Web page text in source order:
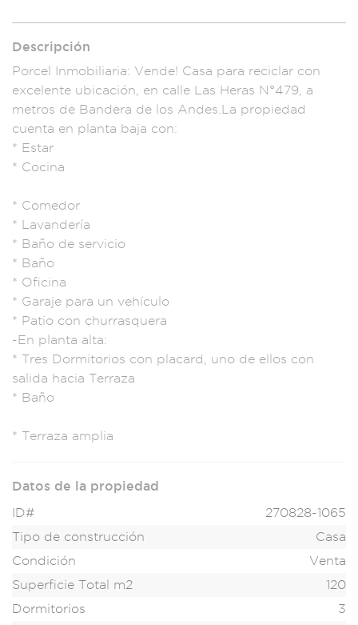
Descripción
Porcel Inmobiliaria: Vende! Casa para reciclar con
excelente ubicación, en calle Las Heras N°479, a
metros de Bandera de los Andes.La propiedad
cuenta en planta baja con:
* Estar
* Cocina
* Comedor
* L avandería
* Baño de servicio
* Baño
* Oficina
* Garaje para un vehículo
* Patio con churrasquera
-En planta alta:
* Tres Dormitorios con placard, uno de ellos con
salida hacia Terraza
* Baño
* Terraza amp lia
Datos de la propiedad
ID#
270828-1065
Tipo de construcción
Casa
Condición
Venta
Superficie Total m2
120
Dormitorios
3